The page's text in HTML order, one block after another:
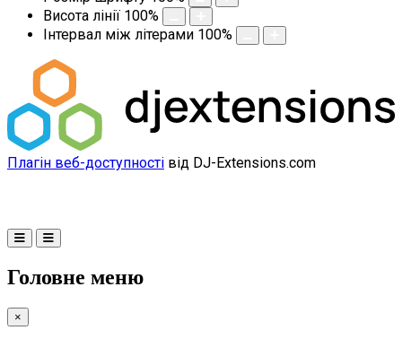
Висота лінії 100%
Інтервал між літерами 100%
Плагін веб-доступності від DJ-Extensions.com
Головне меню
×